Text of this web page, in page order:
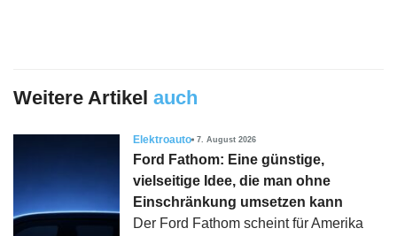
Weitere Artikel auch
Elektroauto 7. August 2026
Ford Fathom: Eine günstige,
vielseitige Idee, die man ohne
Einschränkung umsetzen kann
Der Ford Fathom scheint für Amerika